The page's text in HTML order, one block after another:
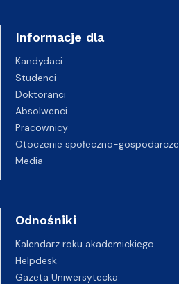
Informacje dla
Kandydaci
Studenci
Doktoranci
Absolwenci
Pracownicy
Otoczenie społeczno-gospodarcze
Media
Odnośniki
Kalendarz roku akademickiego
Helpdesk
Gazeta Uniwersytecka